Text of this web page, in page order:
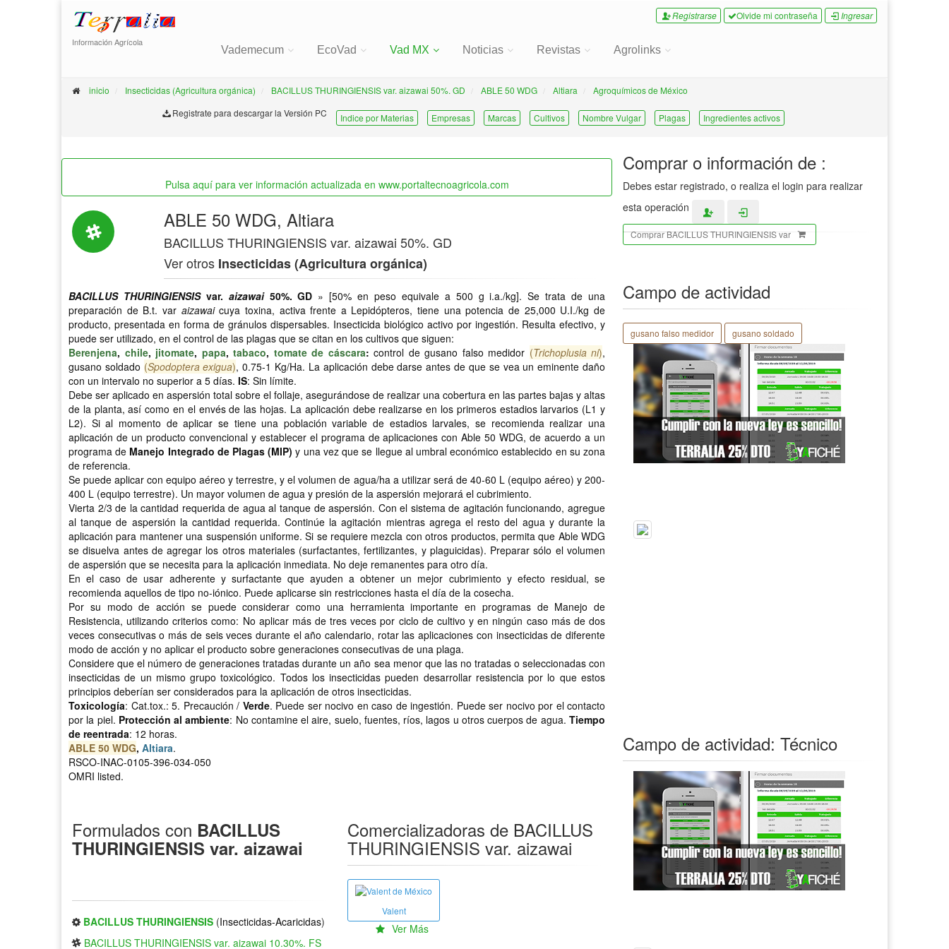
Información Agrícola
Registrarse Olvide mi contraseña Ingresar
Vademecum EcoVad Vad MX Noticias Revistas Agrolinks
inicio Insecticidas (Agricultura orgánica) BACILLUS THURINGIENSIS var. aizawai 50%. GD ABLE 50 WDG Altiara
Agroquímicos de México
Registrate para descargar la Versión PC
Indice por Materias Empresas Marcas Cultivos Nombre Vulgar Plagas Ingredientes activos
Pulsa aquí para ver información actualizada en www.portaltecnoagricola.com
ABLE 50 WDG, Altiara
BACILLUS THURINGIENSIS var. aizawai 50%. GD
Ver otros Insecticidas (Agricultura orgánica)
BACILLUS THURINGIENSISvar. aizawai50%. GD » [50% en peso equivale a 500 g i.a./kg]. Se trata de una
preparación de B.t. var aizawaicuya toxina, activa frente a Lepidópteros, tiene una potencia de 25,000 U.I./kg de
producto, presentada en forma de gránulos dispersables. Insecticida biológico activo por ingestión. Resulta efectivo, y
puede ser utilizado, en el control de las plagas que se citan en los cultivos que siguen:
Berenjena, chile, jitomate, papa, tabaco, tomate de cáscara: control de gusano falso medidor (Trichoplusia ni),
gusano soldado (Spodoptera exigua), 0.75-1 Kg/Ha. La aplicación debe darse antes de que se vea un eminente daño
con un intervalo no superior a 5 días. IS: Sin límite.
Debe ser aplicado en aspersión total sobre el follaje, asegurándose de realizar una cobertura en las partes bajas y altas
de la planta, así como en el envés de las hojas. La aplicación debe realizarse en los primeros estadios larvarios (L1 y
L2). Si al momento de aplicar se tiene una población variable de estadios larvales, se recomienda realizar una
aplicación de un producto convencional y establecer el programa de aplicaciones con Able 50 WDG, de acuerdo a un
programa de Manejo Integrado de Plagas (MIP) y una vez que se llegue al umbral económico establecido en su zona
de referencia.
Se puede aplicar con equipo aéreo y terrestre, y el volumen de agua/ha a utilizar será de 40-60 L (equipo aéreo) y 200-
400 L (equipo terrestre). Un mayor volumen de agua y presión de la aspersión mejorará el cubrimiento.
Vierta 2/3 de la cantidad requerida de agua al tanque de aspersión. Con el sistema de agitación funcionando, agregue
al tanque de aspersión la cantidad requerida. Continúe la agitación mientras agrega el resto del agua y durante la
aplicación para mantener una suspensión uniforme. Si se requiere mezcla con otros productos, permita que Able WDG
se disuelva antes de agregar los otros materiales (surfactantes, fertilizantes, y plaguicidas). Preparar sólo el volumen
de aspersión que se necesita para la aplicación inmediata. No deje remanentes para otro día.
En el caso de usar adherente y surfactante que ayuden a obtener un mejor cubrimiento y efecto residual, se
recomienda aquellos de tipo no-iónico. Puede aplicarse sin restricciones hasta el día de la cosecha.
Por su modo de acción se puede considerar como una herramienta importante en programas de Manejo de
Resistencia, utilizando criterios como: No aplicar más de tres veces por ciclo de cultivo y en ningún caso más de dos
veces consecutivas o más de seis veces durante el año calendario, rotar las aplicaciones con insecticidas de diferente
modo de acción y no aplicar el producto sobre generaciones consecutivas de una plaga.
Considere que el número de generaciones tratadas durante un año sea menor que las no tratadas o seleccionadas con
insecticidas de un mismo grupo toxicológico. Todos los insecticidas pueden desarrollar resistencia por lo que estos
principios deberían ser considerados para la aplicación de otros insecticidas.
Toxicología: Cat.tox.: 5. Precaución / Verde. Puede ser nocivo en caso de ingestión. Puede ser nocivo por el contacto
por la piel. Protección al ambiente: No contamine el aire, suelo, fuentes, ríos, lagos u otros cuerpos de agua.Tiempo
de reentrada: 12 horas.
ABLE 50 WDG, Altiara.
RSCO-INAC-0105-396-034-050
OMRI listed.
Formulados con BACILLUS
THURINGIENSIS var. aizawai
BACILLUS THURINGIENSIS (Insecticidas-Acaricidas)
BACILLUS THURINGIENSIS var. aizawai 10.30%. FS
Comercializadoras de BACILLUS
THURINGIENSIS var. aizawai
Valent
Ver Más
Comprar o información de :
Debes estar registrado, o realiza el login para realizar
esta operación
Comprar BACILLUS THURINGIENSIS var
Campo de actividad
gusano falso medidor gusano soldado
Campo de actividad: Técnico